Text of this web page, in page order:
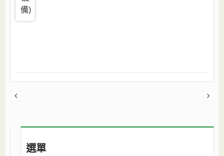
選單